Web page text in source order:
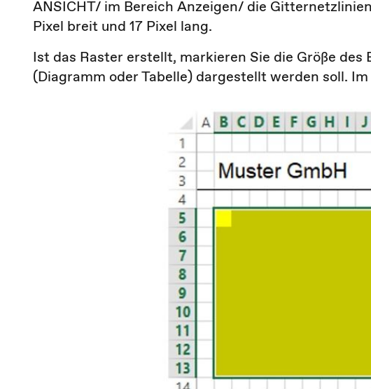
ANSICHT/ im Bereich Anzeigen/ die
Pixel breit und 17 Pixel lang.
Ist das Raster erstellt, markieren Sie die Größe
(Diagramm oder Tabelle) dargestellt werden soll.